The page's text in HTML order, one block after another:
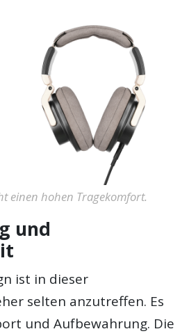
einen hohen Tragekomfort.
und
ist in dieser
selten anzutreffen. Es
und Aufbewahrung. Die